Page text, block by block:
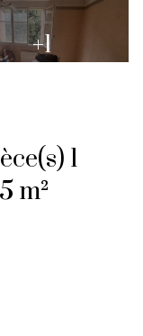
+1
chambre(s) 46.5 m²